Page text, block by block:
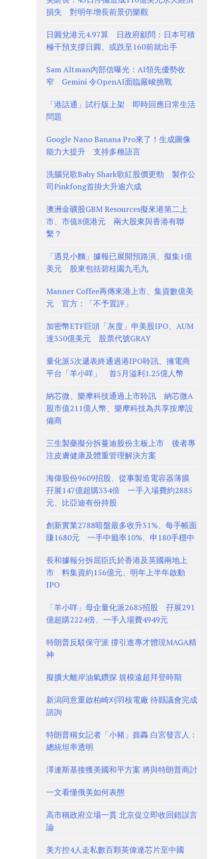
損失 對明年增長前景仍樂觀
日圓兌港元4.97算 日政府顧問：日本可積
極干預支撐日圓、或跌至160前就出手
Sam Altman內部信曝光：AI領先優勢收
窄 Gemini 令OpenAI面臨嚴峻挑戰
「港話通」試行版上架 即時回應日常生活
問題
Google Nano Banana Pro來了！生成圖像
能力大提升 支持多種語言
洗腦兒歌Baby Shark歌紅股價更勁 製作公
司Pinkfong首掛大升逾六成
澳洲金礦股GBM Resources擬來港第二上
市、市值8億港元 兩大股東與香港有聯
繫？
「遇見小麵」據報已展開預路演、擬集1億
美元 股東包括碧桂園九毛九
Manner Coffee再傳來港上市、集資數億美
元 官方：「不予置評」
加密幣ETF巨頭「灰度」申美股IPO、AUM
達350億美元 股票代號GRAY
量化派5次遞表終通過港IPO聆訊、擁電商
平台「羊小咩」 首5月溢利1.25億人幣
納芯微、樂摩科技通過上市聆訊 納芯微A
股市值211億人幣、樂摩科技為共享按摩設
備商
三生製藥擬分拆蔓迪股份主板上市 後者專
注皮膚健康及體重管理解決方案
海偉股份9609招股、從事製造電容器薄膜
孖展147億超購334倍 一手入場費約2885
元、比亞迪有份持股
創新實業2788暗盤最多收升31%、每手帳面
賺1680元 一手中籤率10%、申180手穩中
長和據報分拆屈臣氏於香港及英國兩地上
市 料集資約156億元、明年上半年啟動
IPO
「羊小咩」母企量化派2685招股 孖展291
億超購2224倍、一手入場費4949元
特朗普反駁保守派 撐引進專才體現MAGA精
神
擬擴大離岸油氣鑽探 規模遠超拜登時期
新潟同意重啟柏崎刈羽核電廠 待縣議會完成
諮詢
特朗普稱女記者「小豬」捱轟 白宮發言人：
總統坦率透明
澤連斯基接獲美國和平方案 將與特朗普商討
一文看懂俄美如何表態
高市稱政府立場一貫 北京促立即收回錯誤言
論
美方控4人走私數百顆英偉達芯片至中國